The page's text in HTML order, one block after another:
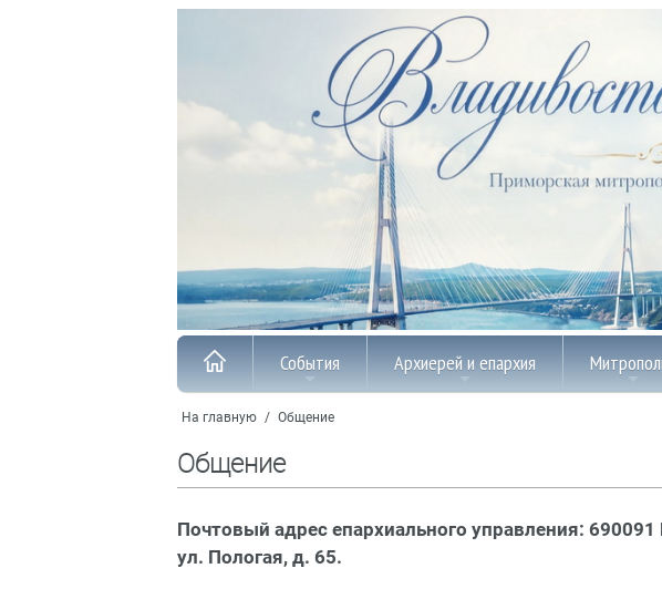
События Архиерей и епархия
На главную / Общение
Общение
Почтовый адрес епархиального управления:
ул. Пологая, д. 65.